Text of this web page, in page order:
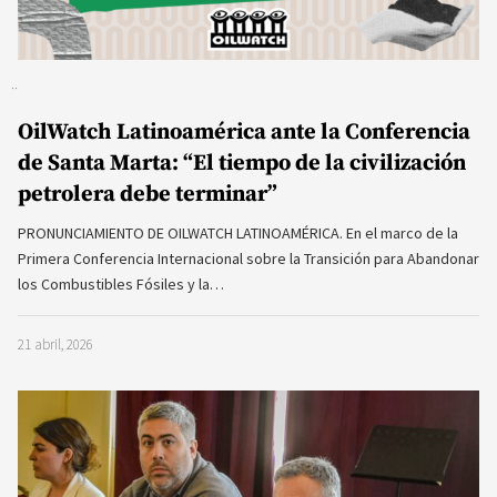
OilWatch Latinoamérica ante la Conferencia
de Santa Marta: “El tiempo de la civilización
petrolera debe terminar”
PRONUNCIAMIENTO DE OILWATCH LATINOAMÉRICA. En el marco de la
Primera Conferencia Internacional sobre la Transición para Abandonar
los Combustibles Fósiles y la…
21 abril, 2026